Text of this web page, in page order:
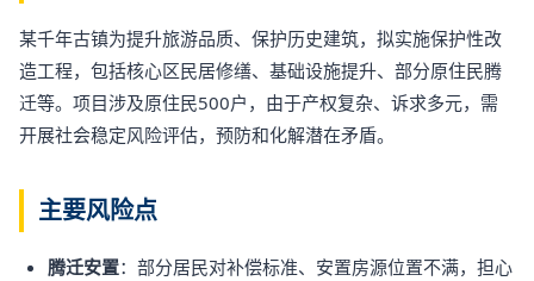
某千年古镇为提升旅游品质、保护历史建筑，拟实施保护性改
造工程，包括核心区民居修缮、基础设施提升、部分原住民腾
迁等。项目涉及原住民500户，由于产权复杂、诉求多元，需
开展社会稳定风险评估，预防和化解潜在矛盾。
主要风险点
腾迁安置：部分居民对补偿标准、安置房源位置不满，担心